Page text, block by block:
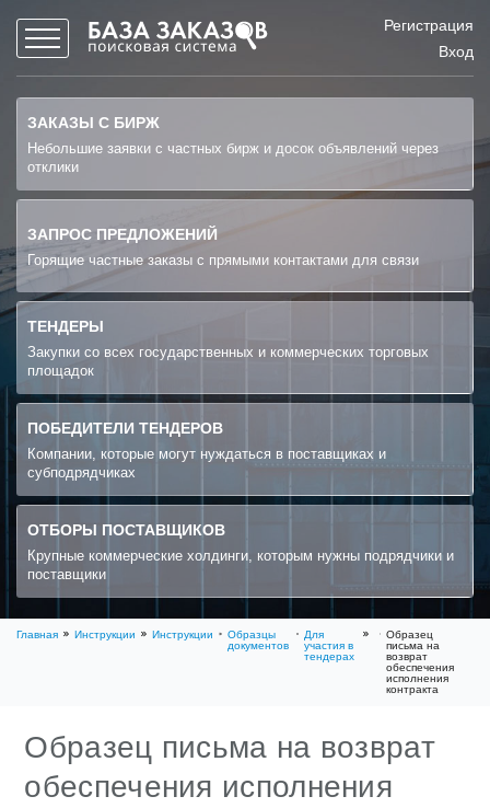
Регистрация
Вход
ЗАКАЗЫ С БИРЖ
Небольшие заявки с частных бирж и досок объявлений через
отклики
ЗАПРОС ПРЕДЛОЖЕНИЙ
Горящие частные заказы с прямыми контактами для связи
ТЕНДЕРЫ
Закупки со всех государственных и коммерческих торговых
площадок
ПОБЕДИТЕЛИ ТЕНДЕРОВ
Компании, которые могут нуждаться в поставщиках и
субподрядчиках
ОТБОРЫ ПОСТАВЩИКОВ
Крупные коммерческие холдинги, которым нужны подрядчики и
поставщики
Главная Инструкции Инструкции
Образцы
документов
Для
участия в
тендерах
Образец
письма на
возврат
обеспечения
исполнения
контракта
Образец письма на возврат
обеспечения исполнения